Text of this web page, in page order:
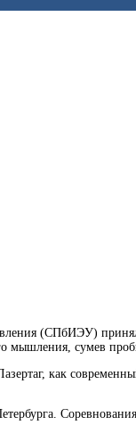
(СПбИЭУ)
сумев
как